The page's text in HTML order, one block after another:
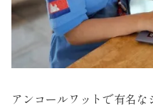
アンコールワットで有名